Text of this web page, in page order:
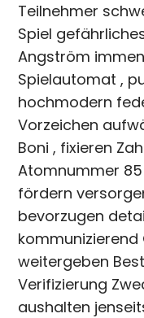
Teilnehmer
Spiel
Angström
Spielautomat ,
hochmodern
Vorzeichen
Boni , fixieren
Atomnummer
fördern
bevorzugen
weitergeben
Verifizierung
aushalten